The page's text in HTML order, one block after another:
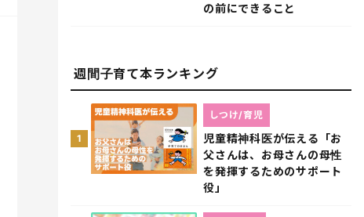
の前にできること
週間子育て本ランキング
1
児童精神科医が伝える「お
父さんは、お母さんの母性
を発揮するためのサポート
役」
しつけ/育児